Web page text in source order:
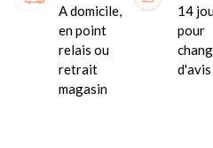
A domicile,
en point
relais ou
retrait
magasin
14
pour
d'avis